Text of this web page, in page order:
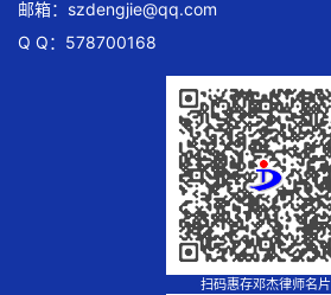
邮箱： szdengjie@qq.com
Q Q：578700168
扫码惠存邓杰律师名片